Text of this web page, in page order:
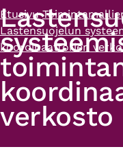
Murupolku
Etusivu
Lastensuojelun
koordinaattorien
verkosto